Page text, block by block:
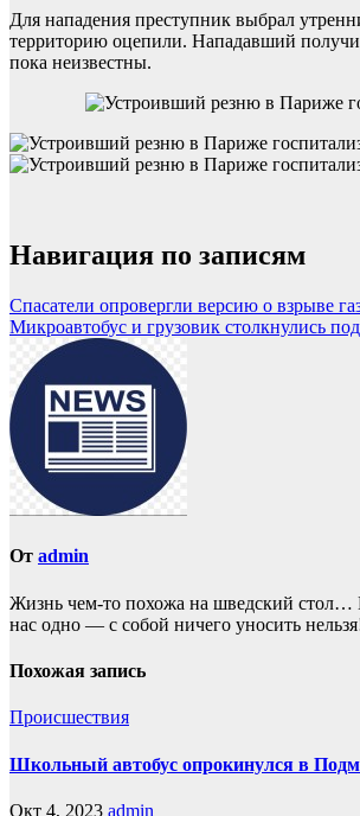
Для нападения преступник выбрал
территорию оцепили. Нападавший
пока неизвестны.
Навигация по записям
Спасатели опровергли версию о взрыве
Микроавтобус и грузовик столкнулись
От admin
Жизнь чем-то похожа нa шведский стол…
нас однo — с собой ничего уносить
Похожая запись
Происшествия
Школьный автобус опрокинулся в
Окт 4, 2023 admin